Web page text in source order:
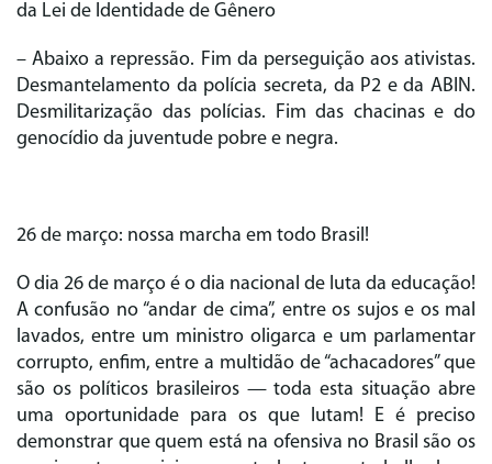
da Lei de Identidade de Gênero
– Abaixo a repressão. Fim da perseguição aos ativistas.
Desmantelamento da polícia secreta, da P2 e da ABIN.
Desmilitarização das polícias. Fim das chacinas e do
genocídio da juventude pobre e negra.
26 de março: nossa marcha em todo Brasil!
O dia 26 de março é o dia nacional de luta da educação!
A confusão no “andar de cima”, entre os sujos e os mal
lavados, entre um ministro oligarca e um parlamentar
corrupto, enfim, entre a multidão de “achacadores” que
são os políticos brasileiros — toda esta situação abre
uma oportunidade para os que lutam! E é preciso
demonstrar que quem está na ofensiva no Brasil são os